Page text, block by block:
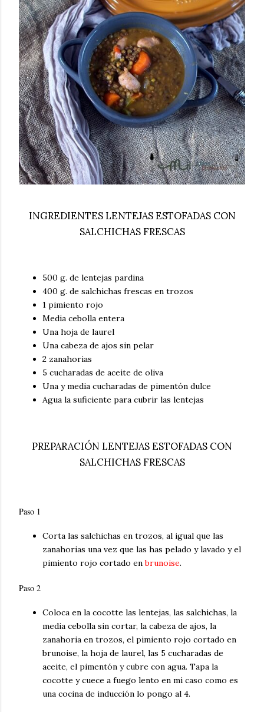
INGREDIENTES LENTEJAS ESTOFADAS CON
SALCHICHAS FRESCAS
500 g. de lentejas pardina
400 g. de salchichas frescas en trozos
1 pimiento rojo
Media cebolla entera
Una hoja de laurel
Una cabeza de ajos sin pelar
2 zanahorias
5 cucharadas de aceite de oliva
Una y media cucharadas de pimentón dulce
Agua la suficiente para cubrir las lentejas
PREPARACIÓN LENTEJAS ESTOFADAS CON
SALCHICHAS FRESCAS
Paso 1
Corta las salchichas en trozos, al igual que las
zanahorias una vez que las has pelado y lavado y el
pimiento rojo cortado enbrunoise.
Paso 2
Coloca en la cocotte las lentejas, las salchichas, la
media cebolla sin cortar, la cabeza de ajos, la
zanahoria en trozos, el pimiento rojo cortado en
brunoise, la hoja de laurel, las 5 cucharadas de
aceite, el pimentón y cubre con agua. Tapa la
cocotte y cuece a fuego lento en mi caso como es
una cocina de inducción lo pongo al 4.